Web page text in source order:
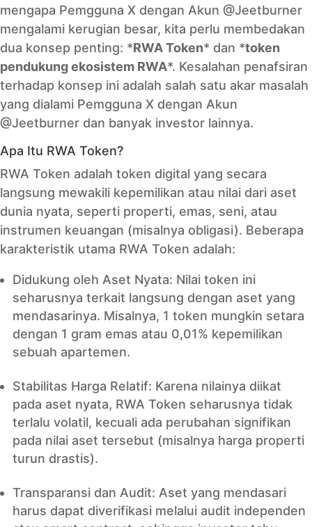
mengapa Pemgguna X dengan Akun @Jeetburner
mengalami kerugian besar, kita perlu membedakan
dua konsep penting: *RWA Token* dan *token
pendukung ekosistem RWA*. Kesalahan penafsiran
terhadap konsep ini adalah salah satu akar masalah
yang dialami Pemgguna X dengan Akun
@Jeetburner dan banyak investor lainnya.
Apa Itu RWA Token?
RWA Token adalah token digital yang secara
langsung mewakili kepemilikan atau nilai dari aset
dunia nyata, seperti properti, emas, seni, atau
instrumen keuangan (misalnya obligasi). Beberapa
karakteristik utama RWA Token adalah:
Didukung oleh Aset Nyata: Nilai token ini
seharusnya terkait langsung dengan aset yang
mendasarinya. Misalnya, 1 token mungkin setara
dengan 1 gram emas atau 0,01% kepemilikan
sebuah apartemen.
Stabilitas Harga Relatif: Karena nilainya diikat
pada aset nyata, RWA Token seharusnya tidak
terlalu volatil, kecuali ada perubahan signifikan
pada nilai aset tersebut (misalnya harga properti
turun drastis).
Transparansi dan Audit: Aset yang mendasari
harus dapat diverifikasi melalui audit independen